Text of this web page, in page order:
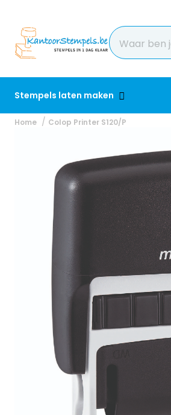
Stempels laten maken
Home Colop Printer S120/P